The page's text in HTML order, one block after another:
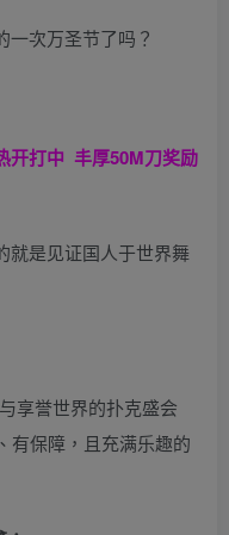
一次万圣节了吗？
开打中 丰厚50M刀奖励
就是见证国人于世界舞
享誉世界的扑克盛会
有保障，且充满乐趣的